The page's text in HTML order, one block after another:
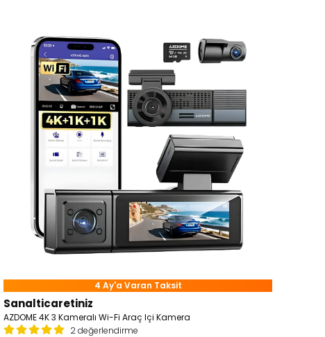
4 Ay'a Varan Taksit
Sanalticaretiniz
AZDOME 4K 3 Kameralı Wi-Fi Araç Içi Kamera
2 değerlendirme